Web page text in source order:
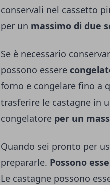
conservali nel cassetto
per un massimo di due
Se è necessario
possono essere
forno e congelare fino a
trasferire le castagne in
congelatore per un
Quando sei pronto per
prepararle. Possono
Le castagne possono